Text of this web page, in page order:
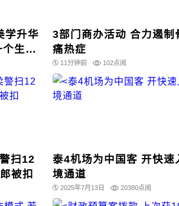
学升华
生活
3部门商办活动 合力遏制
痛热症
11分钟前 102点阅
扫12
被扣
泰4机场为中国客 开快速
境通道
2025年7月13日 20380点阅